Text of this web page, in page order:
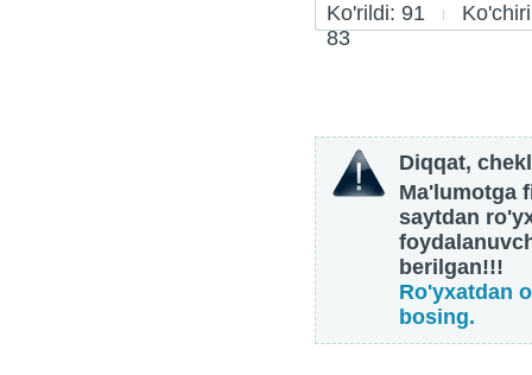
Ko'rildi: 91
83
Diqqat,
Ma'lumotga
saytdan
berilgan!!!
Ro'yxatdan
bosing.